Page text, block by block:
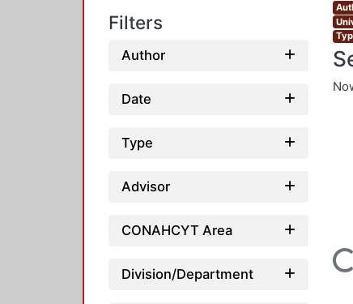
Filters
Author
Date
Type
Advisor
CONAHCYT Area
Division/Department Loading...